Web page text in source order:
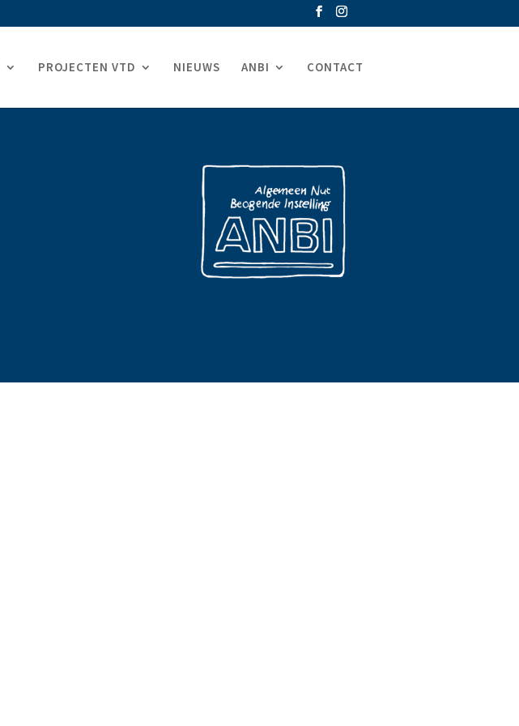
PROJECTEN VTD NIEUWS ANBI CONTACT